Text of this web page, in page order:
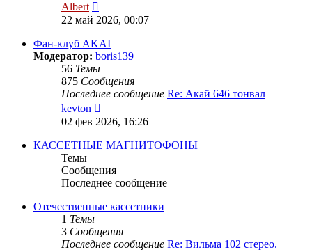
Albert
к
сообщению
22 май 2026, 00:07
Фан-клуб AKAI
Модератор: boris139
56 Темы
875 Сообщения
Последнее сообщение Re: Акай 646 тонвал
kevton
к
сообщению
02 фев 2026, 16:26
КАССЕТНЫЕ МАГНИТОФОНЫ
Темы
Сообщения
Последнее сообщение
Отечественные кассетники
1 Темы
3 Сообщения
Последнее сообщение Re: Вильма 102 стерео.